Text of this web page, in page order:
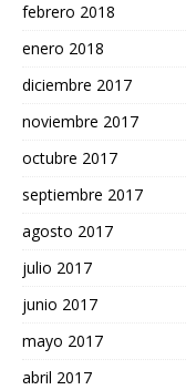
febrero 2018
enero 2018
diciembre 2017
noviembre 2017
octubre 2017
septiembre 2017
agosto 2017
julio 2017
junio 2017
mayo 2017
abril 2017